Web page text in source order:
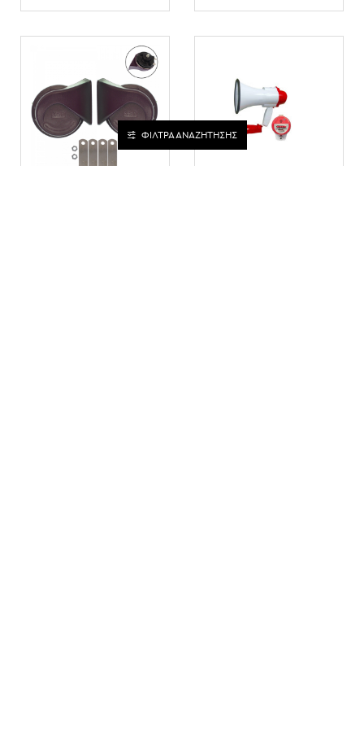
ΦΙΛΤΡΑ ΑΝΑΖΗΤΗΣΗΣ